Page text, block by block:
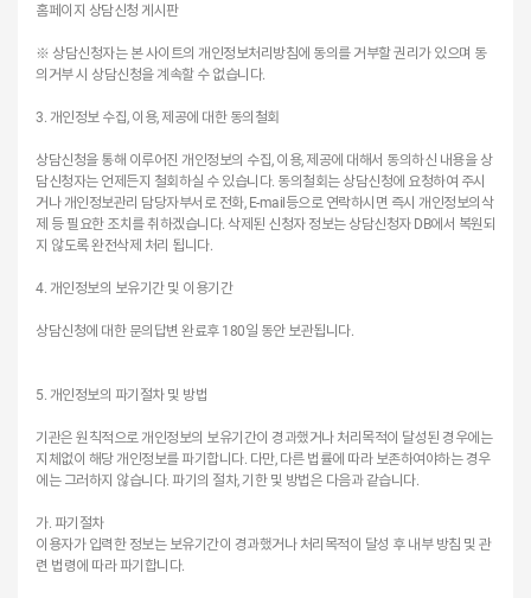
홈페이지 상담신청 게시판
※ 상담신청자는 본 사이트의 개인정보처리방침에 동의를 거부할 권리가 있으며 동
의거부 시 상담신청을 계속할 수 없습니다.
3. 개인정보 수집, 이용, 제공에 대한 동의철회
상담신청을 통해 이루어진 개인정보의 수집, 이용, 제공에 대해서 동의하신 내용을 상
담신청자는 언제든지 철회하실 수 있습니다. 동의철회는 상담신청에 요청하여 주시
거나 개인정보관리 담당자부서로 전화, E-mail등으로 연락하시면 즉시 개인정보의삭
제 등 필요한 조치를 취하겠습니다. 삭제된 신청자 정보는 상담신청자 DB에서 복원되
지 않도록 완전삭제 처리 됩니다.
4. 개인정보의 보유기간 및 이용기간
상담신청에 대한 문의답변 완료후 180일 동안 보관됩니다.
5. 개인정보의 파기절차 및 방법
기관은 원칙적으로 개인정보의 보유기간이 경과했거나 처리목적이 달성된 경우에는
지체없이 해당 개인정보를 파기합니다. 다만, 다른 법률에 따라 보존하여야하는 경우
에는 그러하지 않습니다. 파기의 절차, 기한 및 방법은 다음과 같습니다.
가. 파기절차
이용자가 입력한 정보는 보유기간이 경과했거나 처리목적이 달성 후 내부 방침 및 관
련 법령에 따라 파기합니다.